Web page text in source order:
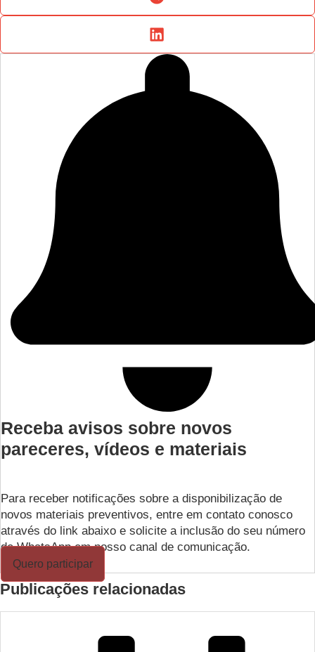
Receba avisos sobre novos
pareceres, vídeos e materiais
Para receber notificações sobre a disponibilização de
novos materiais preventivos, entre em contato conosco
através do link abaixo e solicite a inclusão do seu número
de WhatsApp em nosso canal de comunicação.
Quero participar
Publicações relacionadas